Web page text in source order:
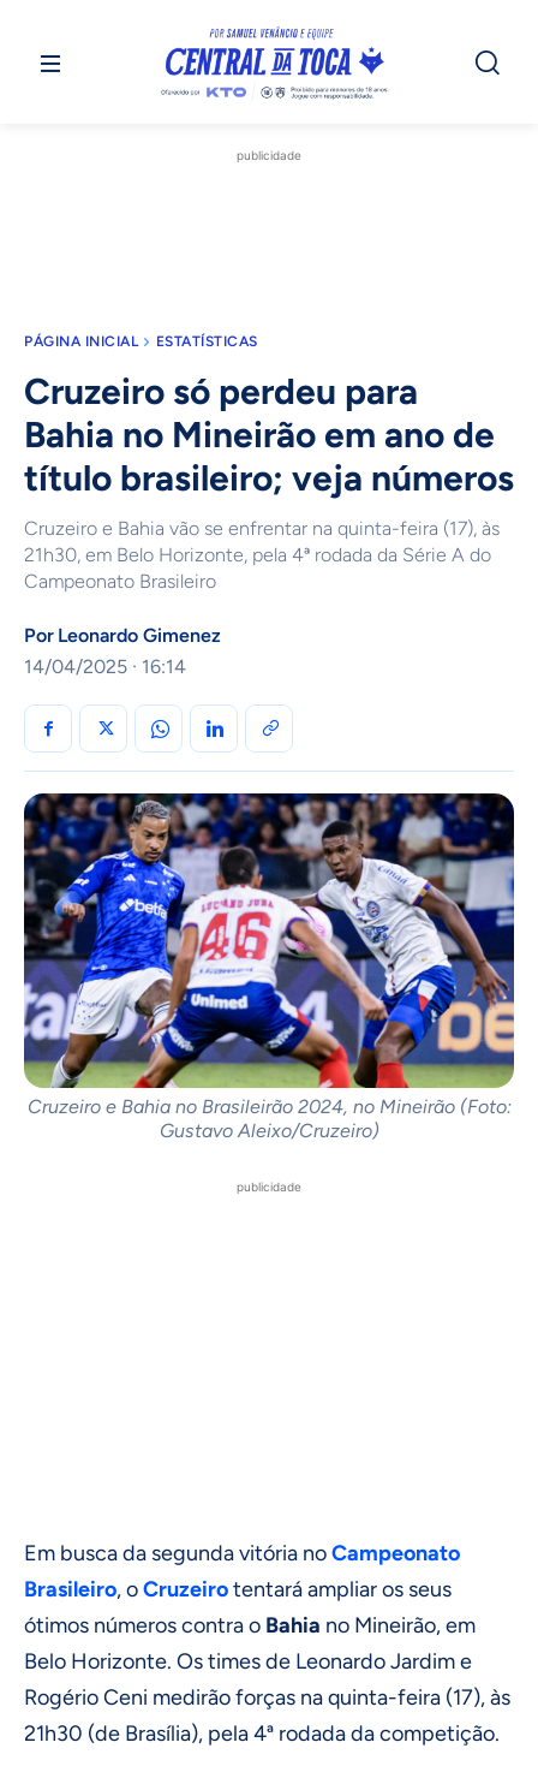
publicidade
PÁGINA INICIAL ESTATÍSTICAS
Cruzeiro só perdeu para
Bahia no Mineirão em ano de
título brasileiro; veja números
Cruzeiro e Bahia vão se enfrentar na quinta-feira (17), às
21h30, em Belo Horizonte, pela 4ª rodada da Série A do
Campeonato Brasileiro
Por Leonardo Gimenez
14/04/2025 · 16:14
Cruzeiro e Bahia no Brasileirão 2024, no Mineirão (Foto:
Gustavo Aleixo/Cruzeiro)
publicidade
Em busca da segunda vitória noCampeonato
Brasileiro, oCruzeirotentará ampliar os seus
ótimos números contra o Bahia no Mineirão, em
Belo Horizonte. Os times de Leonardo Jardim e
Rogério Ceni medirão forças na quinta-feira (17), às
21h30 (de Brasília), pela 4ª rodada da competição.